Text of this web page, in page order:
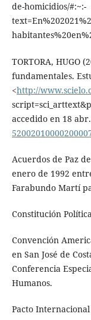
de-homicidios/#:~:-
TORTORA, HUGO
fundamentales.
<http://
accedido en 18
Acuerdos de Paz
enero de 1992
Farabundo Martí
Constitución
Convención
en San José de
Conferencia
Humanos.
Pacto Internacional